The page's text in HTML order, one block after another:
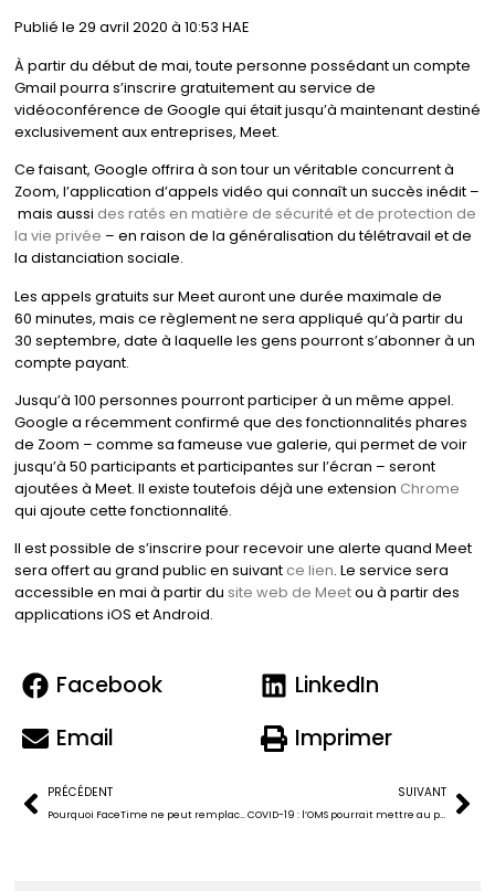
Publié le 29 avril 2020 à 10:53 HAE
À partir du début de mai, toute personne possédant un compte
Gmail pourra s’inscrire gratuitement au service de
vidéoconférence de Google qui était jusqu’à maintenant destiné
exclusivement aux entreprises, Meet.
Ce faisant, Google offrira à son tour un véritable concurrent à
Zoom, l’application d’appels vidéo qui connaît un succès inédit –
mais aussi des ratés en matière de sécurité et de protection de
la vie privée – en raison de la généralisation du télétravail et de
la distanciation sociale.
Les appels gratuits sur Meet auront une durée maximale de
60 minutes, mais ce règlement ne sera appliqué qu’à partir du
30 septembre, date à laquelle les gens pourront s’abonner à un
compte payant.
Jusqu’à 100 personnes pourront participer à un même appel.
Google a récemment confirmé que des fonctionnalités phares
de Zoom – comme sa fameuse vue galerie, qui permet de voir
jusqu’à 50 participants et participantes sur l’écran – seront
ajoutées à Meet. Il existe toutefois déjà une extension Chrome
qui ajoute cette fonctionnalité.
Il est possible de s’inscrire pour recevoir une alerte quand Meet
sera offert au grand public en suivant ce lien. Le service sera
accessible en mai à partir du site web de Meetou à partir des
applications iOS et Android.
Facebook
LinkedIn
Email
Imprimer
PRÉCÉDENT
Pourquoi FaceTime ne peut remplacer les rencontres en personne
SUIVANT
COVID-19 : l’OMS pourrait mettre au point sa propre application de traçage